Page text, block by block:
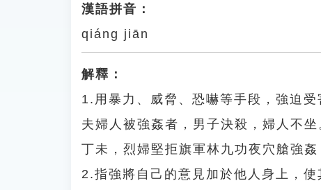
漢語拼音：
qiáng jiān
解釋：
1.用暴力、威脅、恐嚇等手段，強迫
夫婦人被強姦者，男子決殺，婦人不
丁未，烈婦堅拒旗軍林九功夜穴艙強姦
2.指強將自己的意見加於他人身上，使